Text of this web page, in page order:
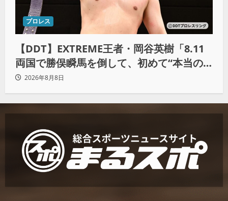
プロレス
【DDT】EXTREME王者・岡谷英樹「8.11
両国で勝俣瞬馬を倒して、初めて“本当の
王者”になれる」
2026年8月8日